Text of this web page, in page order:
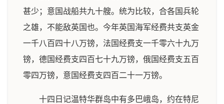
甚少；意国战船共九十艘。统为比较，合各国兵轮
之雄，不能敌英国也。今年英国海军经费共支英金
一千八百四十八万镑，法国经费支一千零六十九万
镑，德国经费支四百七十九万镑，俄国经费支五百
零四万镑，意国经费支四百二十一万镑。
十四日记温特华群岛中有多巴峨岛，约在特尼